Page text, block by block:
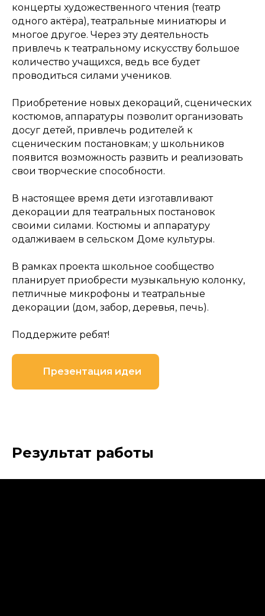
концерты художественного чтения (театр
одного актёра), театральные миниатюры и
многое другое. Через эту деятельность
привлечь к театральному искусству большое
количество учащихся, ведь все будет
проводиться силами учеников.
Приобретение новых декораций, сценических
костюмов, аппаратуры позволит организовать
досуг детей, привлечь родителей к
сценическим постановкам; у школьников
появится возможность развить и реализовать
свои творческие способности.
В настоящее время дети изготавливают
декорации для театральных постановок
своими силами. Костюмы и аппаратуру
одалживаем в сельском Доме культуры.
В рамках проекта школьное сообщество
планирует приобрести музыкальную колонку,
петличные микрофоны и театральные
декорации (дом, забор, деревья, печь).
Поддержите ребят!
Презентация идеи
Результат работы